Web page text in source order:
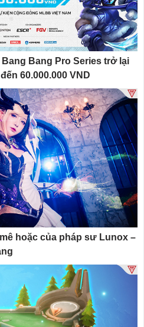
Bang Pro Series trở lại
60.000.000 VND
hoặc của pháp sư Lunox –